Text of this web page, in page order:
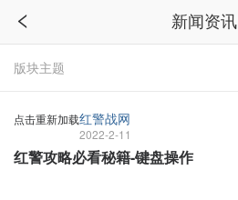
新闻资讯
版块主题
点击重新加载红警战网
2022-2-11
红警攻略必看秘籍-键盘操作